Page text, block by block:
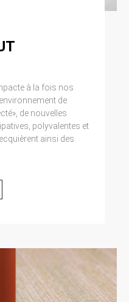
à la fois nos
de
de nouvelles
polyvalentes et
ainsi des